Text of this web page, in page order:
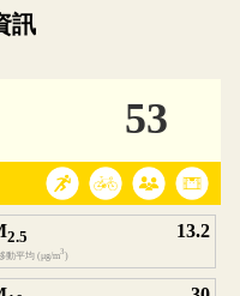
預覽，完整即時空